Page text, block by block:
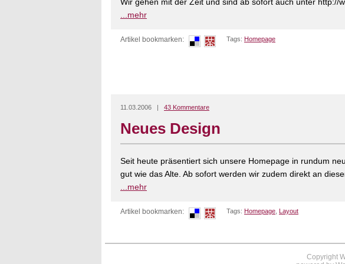
...mehr
Artikel bookmarken: Tags: Homepage
11.03.2006 | 43 Kommentare
Neues Design
Seit heute präsentiert sich unsere Homepage in rundum
gut wie das Alte. Ab sofort werden wir zudem direkt an
...mehr
Artikel bookmarken: Tags: Homepage Layout
Copyright